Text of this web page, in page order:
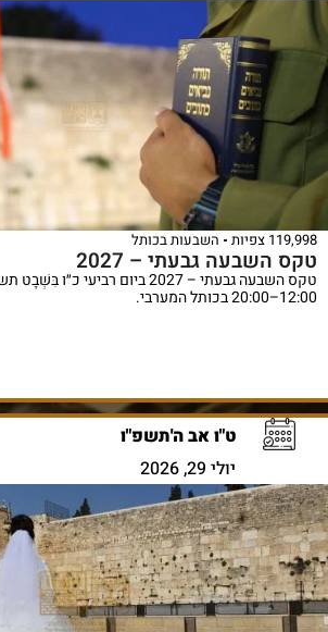
119,998 צפיות השבעות בכותל
טקס השבעה גבעתי – 2027
12:00–20:00 בכותל המערבי.
ט"ו אב ה'תשפ"ו
יולי 29, 2026